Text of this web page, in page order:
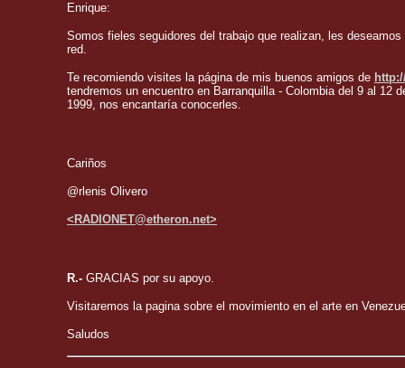
Enrique:
Somos fieles seguidores del trabajo que realizan, les
red.
Te recomiendo visites la página de mis buenos amigos de
tendremos un encuentro en Barranquilla - Colombia del 9 al 12
1999, nos encantaría conocerles.
Cariños
@rlenis Olivero
<RADIONET@etheron.net>
R.- GRACIAS por su apoyo.
Visitaremos la pagina sobre el movimiento en el arte en
Saludos